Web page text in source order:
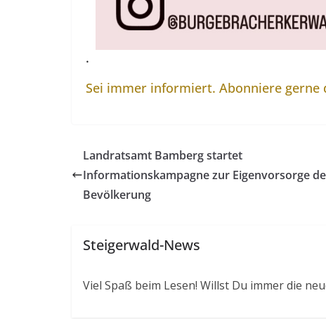
.
Sei immer informiert. Abonniere gerne
Landratsamt Bamberg startet
Informationskampagne zur Eigenvorsorge
Bevölkerung
Steigerwald-News
Viel Spaß beim Lesen! Willst Du immer die